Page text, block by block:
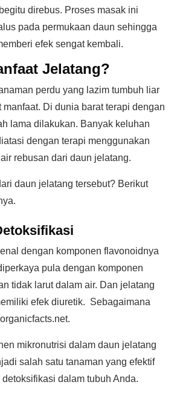
direbus. Proses masak ini
pada permukaan daun sehingga
efek sengat kembali.
Jelatang?
perdu yang lazim tumbuh liar
Di dunia barat terapi dengan
lama dilakukan. Banyak keluhan
dengan terapi menggunakan
rebusan dari daun jelatang.
daun jelatang tersebut? Berikut
dengan komponen flavonoidnya
pula dengan komponen
tidak larut dalam air. Dan jelatang
efek diuretik. Sebagaimana
mikronutrisi dalam daun jelatang
salah satu tanaman yang efektif
dalam tubuh Anda.